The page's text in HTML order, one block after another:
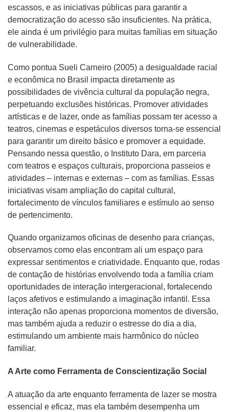
escassos, e as iniciativas públicas para garantir a
democratização do acesso são insuficientes. Na prática,
ele ainda é um privilégio para muitas famílias em situação
de vulnerabilidade.
Como pontua Sueli Carneiro (2005) a desigualdade racial
e econômica no Brasil impacta diretamente as
possibilidades de vivência cultural da população negra,
perpetuando exclusões históricas. Promover atividades
artísticas e de lazer, onde as famílias possam ter acesso a
teatros, cinemas e espetáculos diversos torna-se essencial
para garantir um direito básico e promover a equidade.
Pensando nessa questão, o Instituto Dara, em parceria
com teatros e espaços culturais, proporciona passeios e
atividades – internas e externas – com as famílias. Essas
iniciativas visam ampliação do capital cultural,
fortalecimento de vínculos familiares e estímulo ao senso
de pertencimento.
Quando organizamos oficinas de desenho para crianças,
observamos como elas encontram ali um espaço para
expressar sentimentos e criatividade. Enquanto que, rodas
de contação de histórias envolvendo toda a família criam
oportunidades de interação intergeracional, fortalecendo
laços afetivos e estimulando a imaginação infantil. Essa
interação não apenas proporciona momentos de diversão,
mas também ajuda a reduzir o estresse do dia a dia,
estimulando um ambiente mais harmônico do núcleo
familiar.
A Arte como Ferramenta de Conscientização Social
A atuação da arte enquanto ferramenta de lazer se mostra
essencial e eficaz, mas ela também desempenha um